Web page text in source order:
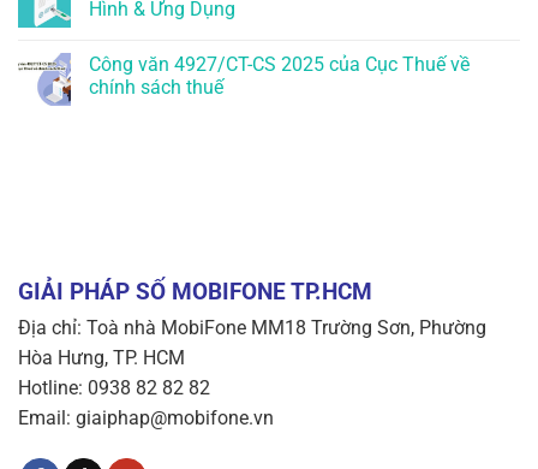
Hình & Ứng Dụng
Công văn 4927/CT-CS 2025 của Cục Thuế về
chính sách thuế
GIẢI PHÁP SỐ MOBIFONE TP.HCM
Địa chỉ: Toà nhà MobiFone MM18 Trường Sơn, Phường
Hòa Hưng, TP. HCM
Hotline: 0938 82 82 82
Email: giaiphap@mobifone.vn